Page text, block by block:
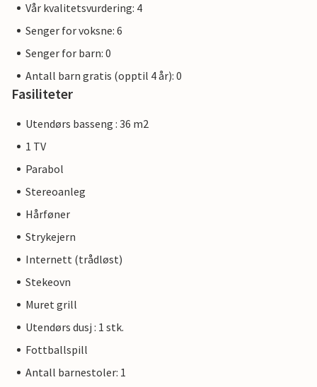
Vår kvalitetsvurdering: 4
Senger for voksne: 6
Senger for barn: 0
Antall barn gratis (opptil 4 år): 0
Fasiliteter
Utendørs basseng : 36 m2
1 TV
Parabol
Stereoanleg
Hårføner
Strykejern
Internett (trådløst)
Stekeovn
Muret grill
Utendørs dusj : 1 stk.
Fottballspill
Antall barnestoler: 1